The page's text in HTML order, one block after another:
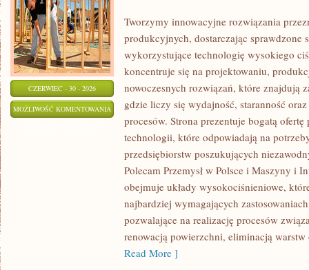
CZERWIEC - 30 - 2026
MOŻLIWOŚĆ KOMENTOWANIA BEZPIECZEŃSTWO
NORMY
Tworzymy innowacyjne rozwiązania
produkcyjnych, dostarczając sprawdzone
wykorzystujące technologię wysokiego
koncentruje się na projektowaniu,
nowoczesnych rozwiązań, które znajdują
gdzie liczy się wydajność, staranność
procesów. Strona prezentuje bogatą ofertę
technologii, które odpowiadają na
przedsiębiorstw poszukujących
Polecam Przemysł w Polsce i Maszyny i
obejmuje układy wysokociśnieniowe,
najbardziej wymagających
pozwalające na realizację procesów
renowacją powierzchni, eliminacją
Read More ]